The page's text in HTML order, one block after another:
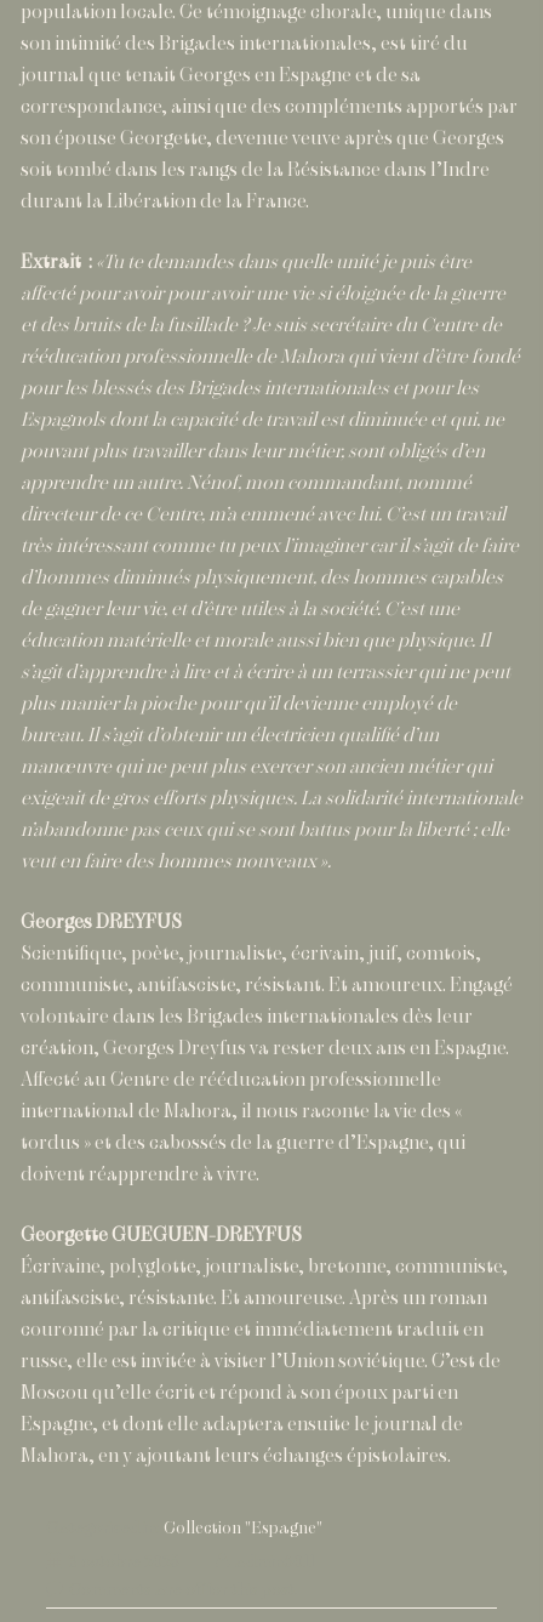
population locale. Ce témoignage chorale, unique dans
son intimité des Brigades internationales, est tiré du
journal que tenait Georges en Espagne et de sa
correspondance, ainsi que des compléments apportés par
son épouse Georgette, devenue veuve après que Georges
soit tombé dans les rangs de la Résistance dans l’Indre
durant la Libération de la France.
Extrait : «Tu te demandes dans quelle unité je puis être
affecté pour avoir pour avoir une vie si éloignée de la guerre
et des bruits de la fusillade ? Je suis secrétaire du Centre de
rééducation professionnelle de Mahora qui vient d’être fondé
pour les blessés des Brigades internationales et pour les
Espagnols dont la capacité de travail est diminuée et qui, ne
pouvant plus travailler dans leur métier, sont obligés d’en
apprendre un autre. Nénof, mon commandant, nommé
directeur de ce Centre, m’a emmené avec lui. C’est un travail
très intéressant comme tu peux l’imaginer car il s’agit de faire
d’hommes diminués physiquement, des hommes capables
de gagner leur vie, et d’être utiles à la société. C’est une
éducation matérielle et morale aussi bien que physique. Il
s’agit d’apprendre à lire et à écrire à un terrassier qui ne peut
plus manier la pioche pour qu’il devienne employé de
bureau. Il s’agit d’obtenir un électricien qualifié d’un
manœuvre qui ne peut plus exercer son ancien métier qui
exigeait de gros efforts physiques. La solidarité internationale
n’abandonne pas ceux qui se sont battus pour la liberté ; elle
veut en faire des hommes nouveaux ».
Georges DREYFUS
Scientifique, poète, journaliste, écrivain, juif, comtois,
communiste, antifasciste, résistant. Et amoureux. Engagé
volontaire dans les Brigades internationales dès leur
création, Georges Dreyfus va rester deux ans en Espagne.
Affecté au Centre de rééducation professionnelle
international de Mahora, il nous raconte la vie des «
tordus » et des cabossés de la guerre d’Espagne, qui
doivent réapprendre à vivre.
Georgette GUEGUEN-DREYFUS
Écrivaine, polyglotte, journaliste, bretonne, communiste,
antifasciste, résistante. Et amoureuse. Après un roman
couronné par la critique et immédiatement traduit en
russe, elle est invitée à visiter l’Union soviétique. C’est de
Moscou qu’elle écrit et répond à son époux parti en
Espagne, et dont elle adaptera ensuite le journal de
Mahora, en y ajoutant leurs échanges épistolaires.
Collection "Espagne"